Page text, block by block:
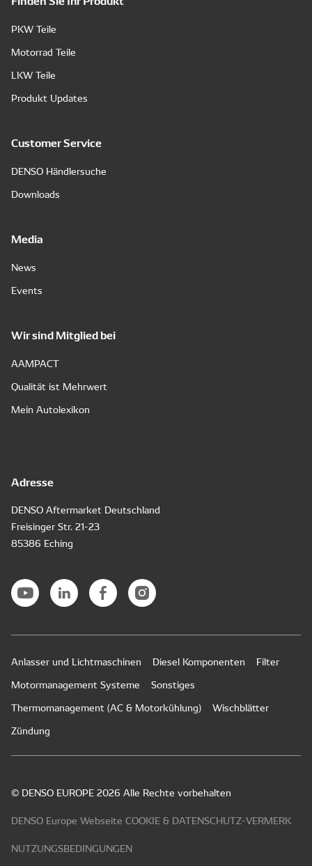
PKW Teile
Motorrad Teile
LKW Teile
Produkt Updates
Customer Service
DENSO Händlersuche
Downloads
Media
News
Events
Wir sind Mitglied bei
AAMPACT
Qualität ist Mehrwert
Mein Autolexikon
Adresse
DENSO Aftermarket Deutschland
Freisinger Str. 21-23
85386 Eching
Anlasser und Lichtmaschinen Diesel Komponenten
Filter
Motormanagement Systeme
Sonstiges
Thermomanagement (AC & Motorkühlung)
Wischblätter
Zündung
© DENSO EUROPE 2026 Alle Rechte vorbehalten
DENSO Europe Webseite COOKIE & DATENSCHUTZ-VERMERK
NUTZUNGSBEDINGUNGEN